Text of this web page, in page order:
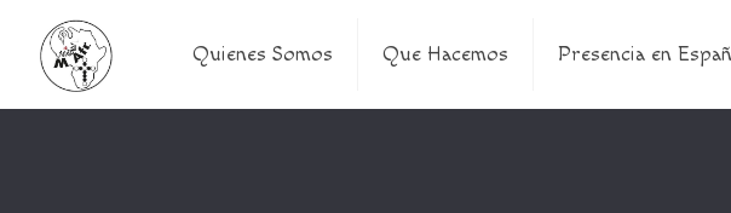
Quienes Somos Que Hacemos Presencia en